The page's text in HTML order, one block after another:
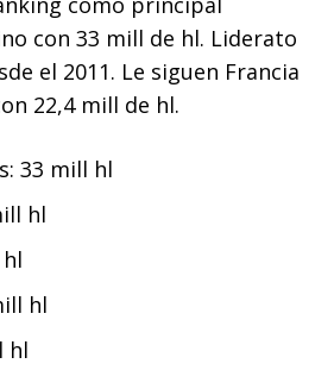
con 33 mill de hl. Liderato
el 2011. Le siguen Francia
22,4 mill de hl.
33 mill hl
hl
hl
hl